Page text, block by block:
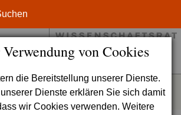
von Cookies
die Bereitstellung unserer Dienste.
Dienste erklären Sie sich damit
wir Cookies verwenden. Weitere